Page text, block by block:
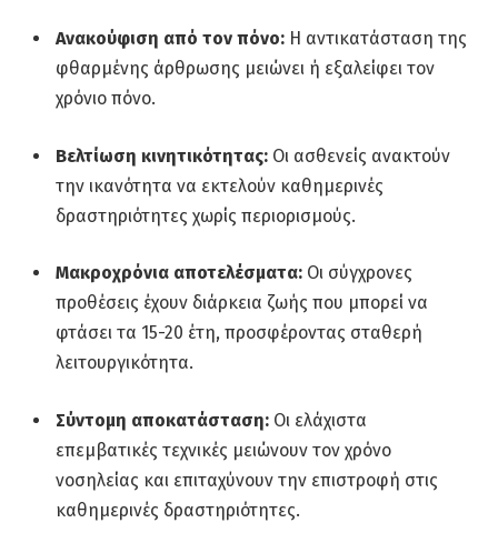
Ανακούφιση από τον πόνο: Η αντικατάσταση της
φθαρμένης άρθρωσης μειώνει ή εξαλείφει τον
χρόνιο πόνο.
Βελτίωση κινητικότητας: Οι ασθενείς ανακτούν
την ικανότητα να εκτελούν καθημερινές
δραστηριότητες χωρίς περιορισμούς.
Μακροχρόνια αποτελέσματα: Οι σύγχρονες
προθέσεις έχουν διάρκεια ζωής που μπορεί να
φτάσει τα 15-20 έτη, προσφέροντας σταθερή
λειτουργικότητα.
Σύντομη αποκατάσταση: Οι ελάχιστα
επεμβατικές τεχνικές μειώνουν τον χρόνο
νοσηλείας και επιταχύνουν την επιστροφή στις
καθημερινές δραστηριότητες.